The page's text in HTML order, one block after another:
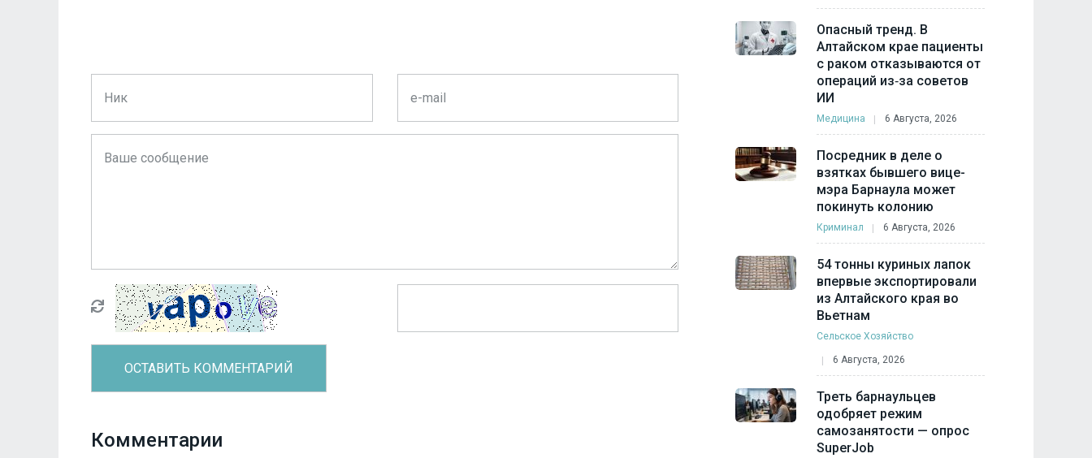
Комментарии
Опасный тренд. В
Алтайском крае пациенты
с раком отказываются от
операций из‑за советов
ИИ
Медицина 6 Августа, 2026
Посредник в деле о
взятках бывшего вице-
мэра Барнаула может
покинуть колонию
Криминал 6 Августа, 2026
54 тонны куриных лапок
впервые экспортировали
из Алтайского края во
Вьетнам
Сельское Хозяйство
6 Августа, 2026
Треть барнаульцев
одобряет режим
самозанятости — опрос
SuperJob